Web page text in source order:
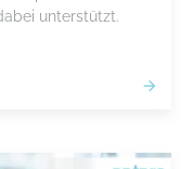
unterstützt.